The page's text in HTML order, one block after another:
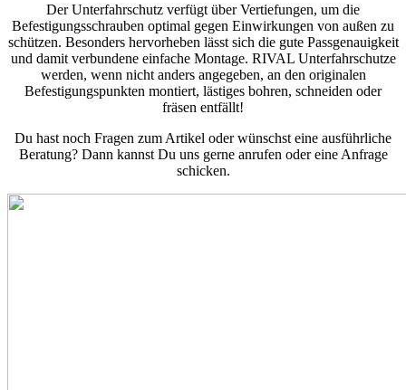
Der Unterfahrschutz verfügt über Vertiefungen, um die
Befestigungsschrauben optimal gegen Einwirkungen von außen zu
schützen. Besonders hervorheben lässt sich die gute Passgenauigkeit
und damit verbundene einfache Montage. RIVAL Unterfahrschutze
werden, wenn nicht anders angegeben, an den originalen
Befestigungspunkten montiert, lästiges bohren, schneiden oder
fräsen entfällt!
Du hast noch Fragen zum Artikel oder wünschst eine ausführliche
Beratung? Dann kannst Du uns gerne anrufen oder eine Anfrage
schicken.